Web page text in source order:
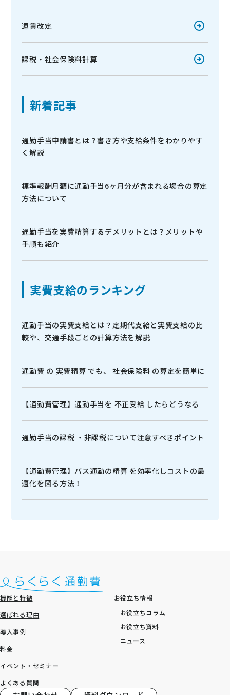
運賃改定
課税・社会保険料計算
新着記事
通勤手当申請書とは？書き方や支給条件をわかりやす
く解説
標準報酬月額に通勤手当6ヶ月分が含まれる場合の算定
方法について
通勤手当を実費精算するデメリットとは？メリットや
手順も紹介
実費支給のランキング
通勤手当の実費支給とは？定期代支給と実費支給の比
較や、交通手段ごとの計算方法を解説
通勤費 の 実費精算 でも、 社会保険料 の算定を簡単に
【通勤費管理】通勤手当を 不正受給 したらどうなる
通勤手当の課税 ・非課税について注意すべきポイント
【通勤費管理】バス通勤の精算 を効率化しコストの最
適化を図る方法！
機能と特徴
選ばれる理由
導入事例
料金
イベント・セミナー
よくある質問
お役立ち情報
お役立ちコラム
お役立ち資料
ニュース